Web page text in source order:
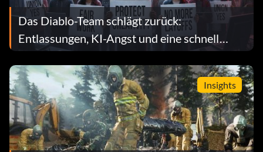
Das Diablo-Team schlägt zurück:
Entlassungen, KI-Angst und eine schnell
wachsende Gewerkschaft
Insights